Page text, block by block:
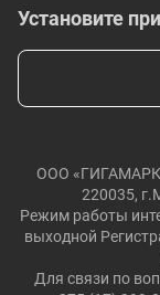
Установите
ООО
220035,
Режим работы
выходной
Для связи по